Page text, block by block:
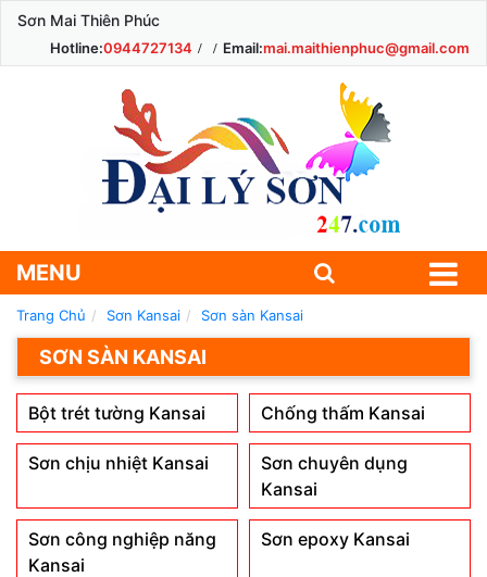
Sơn Mai Thiên Phúc
Hotline:0944727134 Email:mai.maithienphuc@gmail.com
MENU
Trang Chủ Sơn Kansai Sơn sàn Kansai
SƠN SÀN KANSAI
Bột trét tường Kansai Chống thấm Kansai
Sơn chịu nhiệt Kansai
Sơn chuyên dụng
Kansai
Sơn công nghiệp năng
Kansai
Sơn epoxy Kansai